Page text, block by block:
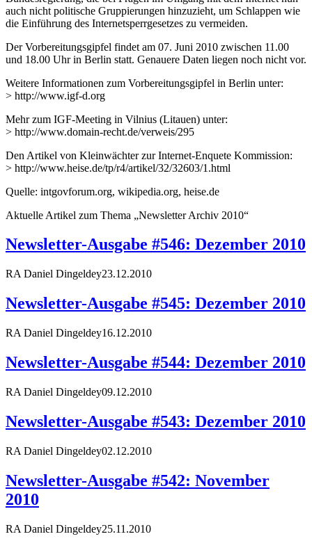
auch nicht politische Gruppierungen hinzuzieht, um Schlappen wie
die Einführung des Internetsperrgesetzes zu vermeiden.
Der Vorbereitungsgipfel findet am 07. Juni 2010 zwischen 11.00
und 18.00 Uhr in Berlin statt. Genauere Daten liegen noch nicht vor.
Weitere Informationen zum Vorbereitungsgipfel in Berlin unter:
> http://www.igf-d.org
Mehr zum IGF-Meeting in Vilnius (Litauen) unter:
> http://www.domain-recht.de/verweis/295
Den Artikel von Kleinwächter zur Internet-Enquete Kommission:
> http://www.heise.de/tp/r4/artikel/32/32603/1.html
Quelle: intgovforum.org, wikipedia.org, heise.de
Aktuelle Artikel zum Thema „Newsletter Archiv 2010“
Newsletter-Ausgabe #546: Dezember 2010
RA Daniel Dingeldey23.12.2010
Newsletter-Ausgabe #545: Dezember 2010
RA Daniel Dingeldey16.12.2010
Newsletter-Ausgabe #544: Dezember 2010
RA Daniel Dingeldey09.12.2010
Newsletter-Ausgabe #543: Dezember 2010
RA Daniel Dingeldey02.12.2010
Newsletter-Ausgabe #542: November
2010
RA Daniel Dingeldey25.11.2010